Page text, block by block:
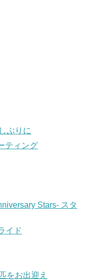
ぶりに
ティング
Stars- スタ
イド
をお出迎え